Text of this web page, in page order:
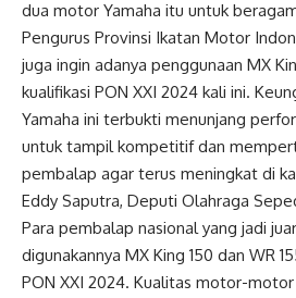
dua motor Yamaha itu untuk
Pengurus Provinsi Ikatan Motor
juga ingin adanya penggunaan MX
kualifikasi PON XXI 2024 kali ini.
Yamaha ini terbukti menunjang
untuk tampil kompetitif dan
pembalap agar terus meningkat di
Eddy Saputra, Deputi Olahraga
Para pembalap nasional yang jadi
digunakannya MX King 150 dan WR
PON XXI 2024. Kualitas motor-